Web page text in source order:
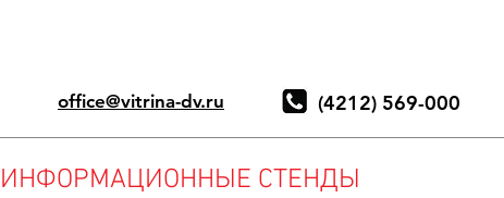
office@vitrina-dv.ru (4212) 569-000
ИНФОРМАЦИОННЫЕ СТЕНДЫ